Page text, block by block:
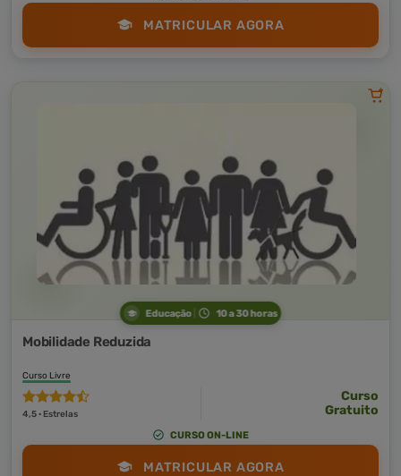
MATRICULAR AGORA
Educação 10 a 30 horas
Mobilidade Reduzida
Curso Livre
4,5 · Estrelas
Curso
Gratuito
CURSO ON-LINE
MATRICULAR AGORA